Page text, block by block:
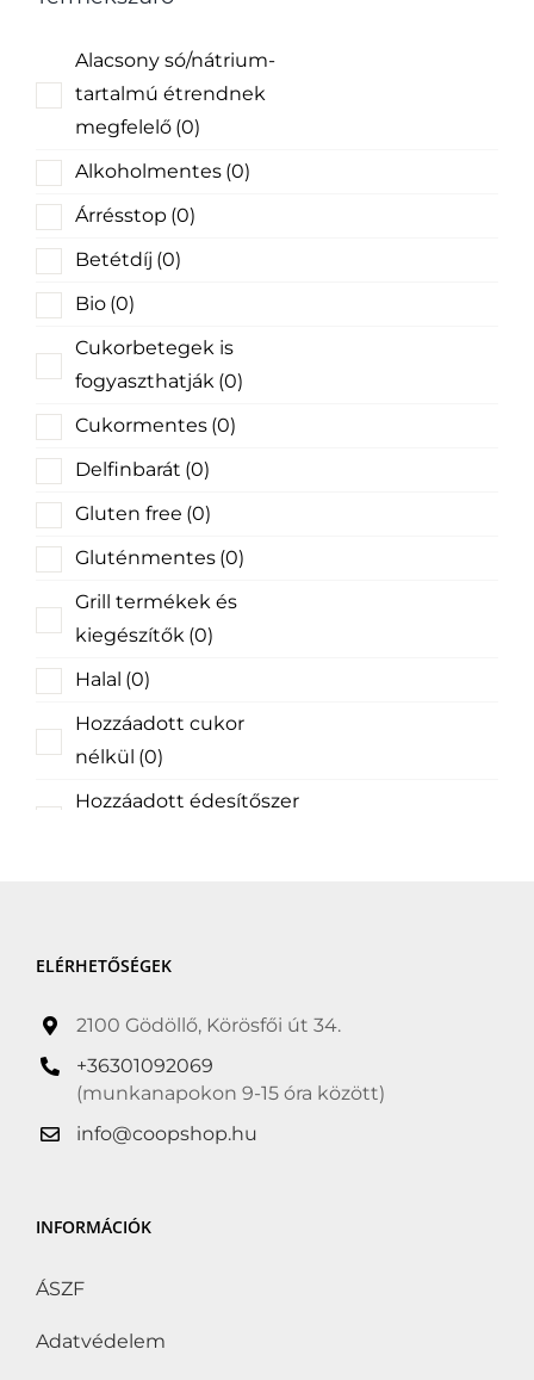
Alacsony só/nátrium-
tartalmú étrendnek
megfelelő (0)
Alkoholmentes (0)
Árrésstop (0)
Betétdíj (0)
Bio (0)
Cukorbetegek is
fogyaszthatják (0)
Cukormentes (0)
Delfinbarát (0)
Gluten free (0)
Gluténmentes (0)
Grill termékek és
kiegészítők (0)
Halal (0)
Hozzáadott cukor
nélkül (0)
Hozzáadott édesítőszer
Kóser(0)
Kötelező akció
Következő Kötelező
akció(0)
Suitable for Vegans
Tejcukor-érzékenyek is
ELÉRHETŐSÉGEK
2100 Gödöllő, Körösfői út 34.
+36301092069
(munkanapokon 9-15 óra között)
info@coopshop.hu
INFORMÁCIÓK
ÁSZF
Adatvédelem